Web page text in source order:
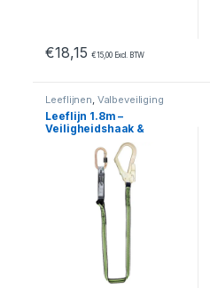
€18,15 €15,00Excl. BTW
Leeflijnen, Valbeveiliging
Leeflijn 1.8m –
Veiligheidshaak &